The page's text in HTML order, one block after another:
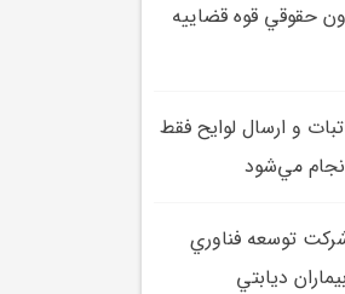
حقوقي قوه قضاييه
و ارسال لوايح فقط
مي‌شود
توسعه فناوري
ديابتي